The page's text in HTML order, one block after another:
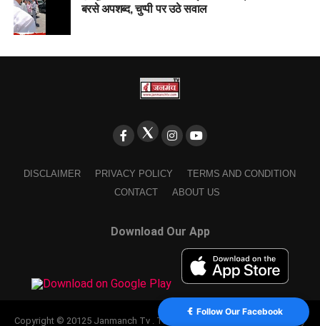
बरसे अपशब्द, चुप्पी पर उठे सवाल
DISCLAIMER PRIVACY POLICY
TERMS AND CONDITION
CONTACT
ABOUT US
Download Our App
Copyright © 20125 Janmanch Tv . Theme by SSDIGIMARK. powered by
Follow Our Facebook